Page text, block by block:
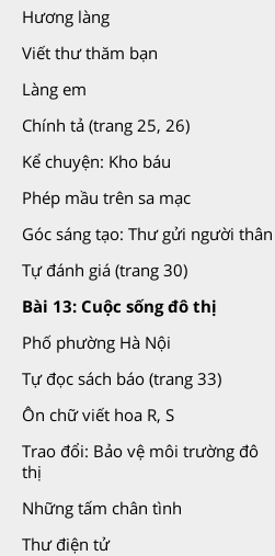
Hương làng
Viết thư thăm bạn
Làng em
Chính tả (trang 25, 26)
Kể chuyện: Kho báu
Phép mầu trên sa mạc
Góc sáng tạo: Thư gửi người thân
Tự đánh giá (trang 30)
Bài 13: Cuộc sống đô thị
Phố phường Hà Nội
Tự đọc sách báo (trang 33)
Ôn chữ viết hoa R, S
Trao đổi: Bảo vệ môi trường đô
thị
Những tấm chân tình
Thư điện tử